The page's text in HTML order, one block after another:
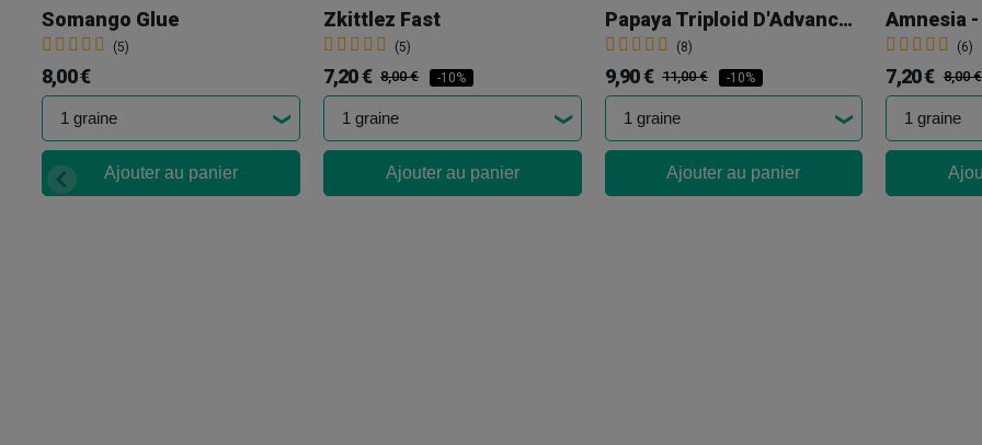
Somango Glue
(5)
8,00 €
Ajouter au panier
Zkittlez Fast
(5)
7,20 € 8,00 € -10%
Ajouter au panier
Papaya Triploid D'Advanced Seeds
(8)
9,90 € 11,00 € -10%
Ajouter au panier
Amnesia
(6)
7,20 € 8,00 €